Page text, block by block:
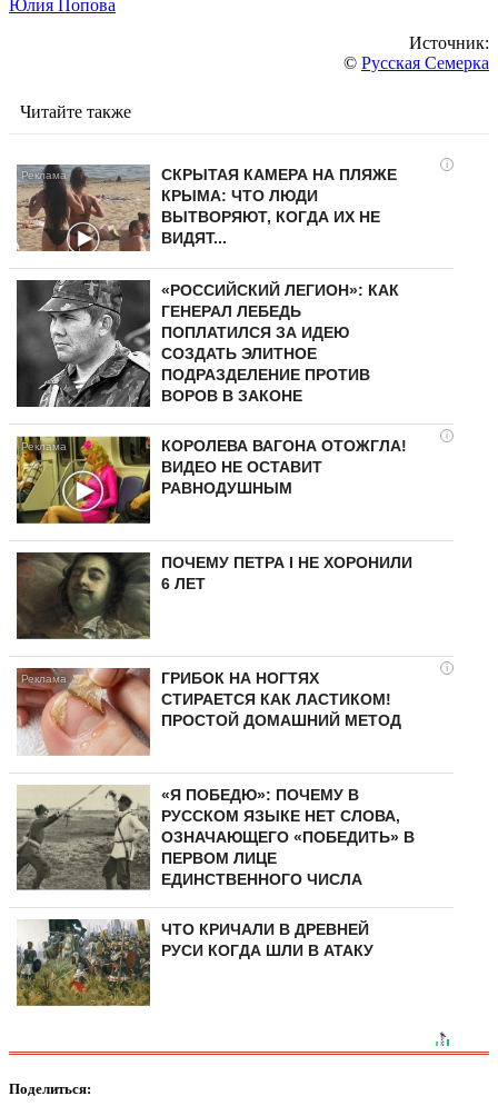
Юлия Попова
Источник:
© Русская Семерка
Читайте также
i
СКРЫТАЯ КАМЕРА НА ПЛЯЖЕ
КРЫМА: ЧТО ЛЮДИ
ВЫТВОРЯЮТ, КОГДА ИХ НЕ
ВИДЯТ...
«РОССИЙСКИЙ ЛЕГИОН»: КАК
ГЕНЕРАЛ ЛЕБЕДЬ
ПОПЛАТИЛСЯ ЗА ИДЕЮ
СОЗДАТЬ ЭЛИТНОЕ
ПОДРАЗДЕЛЕНИЕ ПРОТИВ
ВОРОВ В ЗАКОНЕ
i
КОРОЛЕВА ВАГОНА ОТОЖГЛА!
ВИДЕО НЕ ОСТАВИТ
РАВНОДУШНЫМ
ПОЧЕМУ ПЕТРА I НЕ ХОРОНИЛИ
6 ЛЕТ
i
ГРИБОК НА НОГТЯХ
СТИРАЕТСЯ КАК ЛАСТИКОМ!
ПРОСТОЙ ДОМАШНИЙ МЕТОД
«Я ПОБЕДЮ»: ПОЧЕМУ В
РУССКОМ ЯЗЫКЕ НЕТ СЛОВА,
ОЗНАЧАЮЩЕГО «ПОБЕДИТЬ» В
ПЕРВОМ ЛИЦЕ
ЕДИНСТВЕННОГО ЧИСЛА
ЧТО КРИЧАЛИ В ДРЕВНЕЙ
РУСИ КОГДА ШЛИ В АТАКУ
Поделиться: